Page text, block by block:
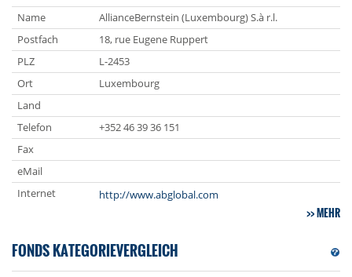
Name
AllianceBernstein (Luxembourg) S.à r.l.
Postfach
18, rue Eugene Ruppert
PLZ
L-2453
Ort
Luxembourg
Land
Telefon
+352 46 39 36 151
Fax
eMail
Internet
http://www.abglobal.com
MEHR
FONDS KATEGORIEVERGLEICH